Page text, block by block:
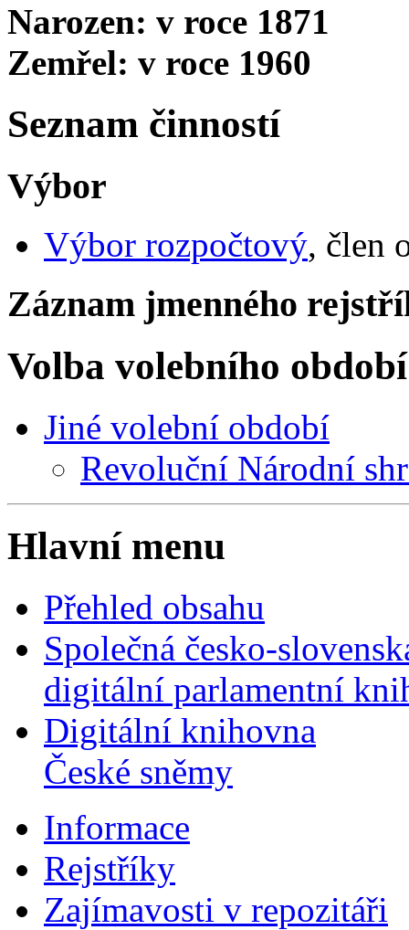
Narozen: v roce 1871
Zemřel: v roce 1960
Seznam činností
Výbor
Výbor rozpočtový, člen
Záznam jmenného
Volba volebního období
Jiné volební období
Revoluční Národní
Hlavní menu
Přehled obsahu
Společná česko-
digitální parlamentní
Digitální knihovna
České sněmy
Informace
Rejstříky
Zajímavosti v repozitáři